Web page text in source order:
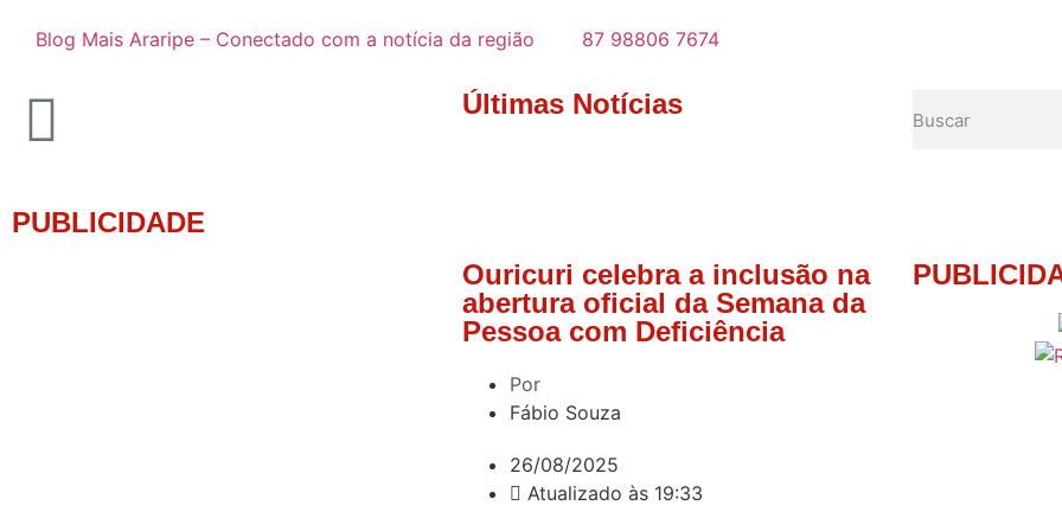
Blog Mais Araripe – Conectado com a notícia da região 87 98806 7674
Últimas Notícias
PUBLICIDADE
Ouricuri celebra a inclusão na
abertura oficial da Semana da
Pessoa com Deficiência
Por
Fábio Souza
26/08/2025
Atualizado às 19:33